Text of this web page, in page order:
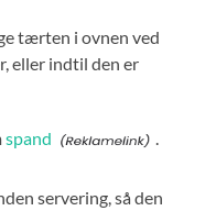
tærten i ovnen ved
eller indtil den er
spand
servering, så den